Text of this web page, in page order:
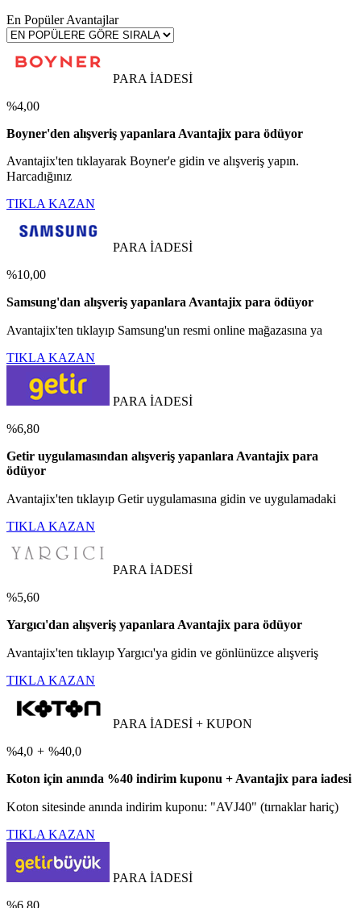
En Popüler Avantajlar
PARA İADESİ
%4,00
Boyner'den alışveriş yapanlara Avantajix para ödüyor
Avantajix'ten tıklayarak Boyner'e gidin ve alışveriş yapın.
Harcadığınız
TIKLA KAZAN
PARA İADESİ
%10,00
Samsung'dan alışveriş yapanlara Avantajix para ödüyor
Avantajix'ten tıklayıp Samsung'un resmi online mağazasına ya
TIKLA KAZAN
PARA İADESİ
%6,80
Getir uygulamasından alışveriş yapanlara Avantajix para
ödüyor
Avantajix'ten tıklayıp Getir uygulamasına gidin ve uygulamadaki
TIKLA KAZAN
PARA İADESİ
%5,60
Yargıcı'dan alışveriş yapanlara Avantajix para ödüyor
Avantajix'ten tıklayıp Yargıcı'ya gidin ve gönlünüzce alışveriş
TIKLA KAZAN
PARA İADESİ + KUPON
%4,0 + %40,0
Koton için anında %40 indirim kuponu + Avantajix para iadesi
Koton sitesinde anında indirim kuponu: "AVJ40" (tırnaklar hariç)
TIKLA KAZAN
PARA İADESİ
%6,80